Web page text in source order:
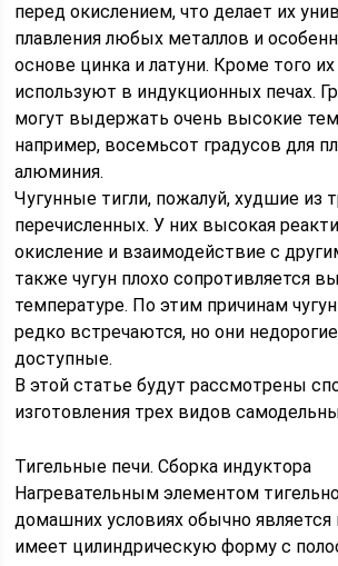
перед окислением, что делает их
плавления любых металлов и
основе цинка и латуни. Кроме того их
используют в индукционных печах.
могут выдержать очень высокие
например, восемьсот градусов для
алюминия.
Чугунные тигли, пожалуй, худшие из
перечисленных. У них высокая
окисление и взаимодействие с
также чугун плохо сопротивляется
температуре. По этим причинам
редко встречаются, но они
доступные.
В этой статье будут рассмотрены
изготовления трех видов
Тигельные печи. Сборка индуктора
Нагревательным элементом
домашних условиях обычно является
имеет цилиндрическую форму с